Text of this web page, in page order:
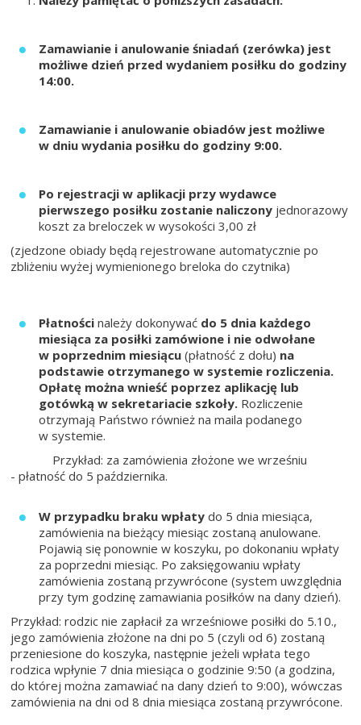
Zamawianie i anulowanie śniadań (zerówka) jest
możliwe dzień przed wydaniem posiłku do godziny
14:00.
Zamawianie i anulowanie obiadów jest możliwe
w dniu wydania posiłku do godziny 9:00.
Po rejestracji w aplikacji przy wydawce
pierwszego posiłku zostanie naliczony jednorazowy
koszt za breloczek w wysokości 3,00 zł
(zjedzone obiady będą rejestrowane automatycznie po
zbliżeniu wyżej wymienionego breloka do czytnika)
Płatnościnależy dokonywać do 5 dnia każdego
miesiąca za posiłki zamówione i nie odwołane
w poprzednim miesiącu(płatność z dołu) na
podstawie otrzymanego w systemie rozliczenia.
Opłatę można wnieść poprzez aplikację lub
gotówką w sekretariacie szkoły. Rozliczenie
otrzymają Państwo również na maila podanego
w systemie.
Przykład: za zamówienia złożone we wrześniu
- płatność do 5 października.
W przypadku braku wpłaty do 5 dnia miesiąca,
zamówienia na bieżący miesiąc zostaną anulowane.
Pojawią się ponownie w koszyku, po dokonaniu wpłaty
za poprzedni miesiąc. Po zaksięgowaniu wpłaty
zamówienia zostaną przywrócone (system uwzględnia
przy tym godzinę zamawiania posiłków na dany dzień).
Przykład: rodzic nie zapłacił za wrześniowe posiłki do 5.10.,
jego zamówienia złożone na dni po 5 (czyli od 6) zostaną
przeniesione do koszyka, następnie jeżeli wpłata tego
rodzica wpłynie 7 dnia miesiąca o godzinie 9:50 (a godzina,
do której można zamawiać na dany dzień to 9:00), wówczas
zamówienia na dni od 8 dnia miesiąca zostaną przywrócone.